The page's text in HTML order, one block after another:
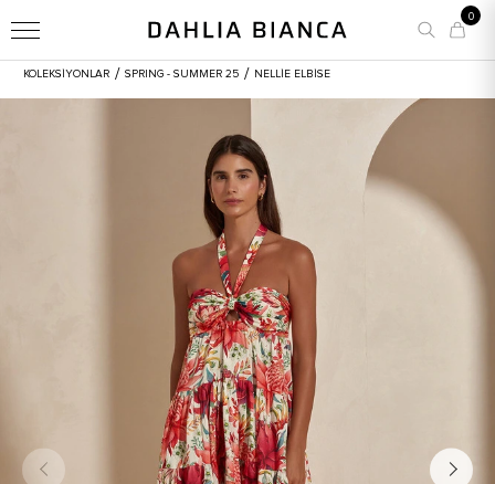
0
KOLEKSİYONLAR / SPRING - SUMMER 25 / NELLIE ELBISE